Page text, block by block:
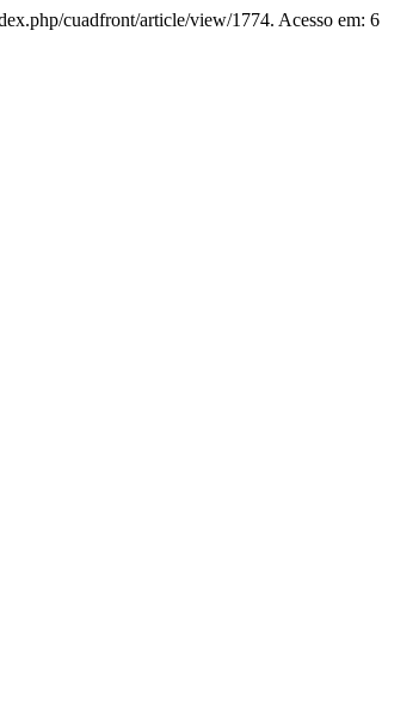
cuadfront/article/view/1774. Acesso em: 6